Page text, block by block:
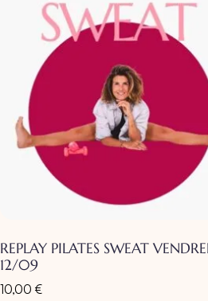
REPLAY PILATES SWEAT
12/09
10,00 €